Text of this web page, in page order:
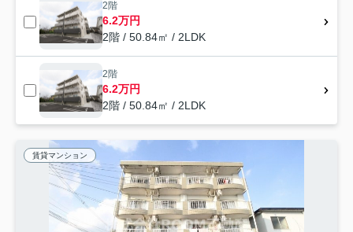
2階
6.2万円
2階 / 50.84㎡ / 2LDK
2階
6.2万円
2階 / 50.84㎡ / 2LDK
賃貸マンション